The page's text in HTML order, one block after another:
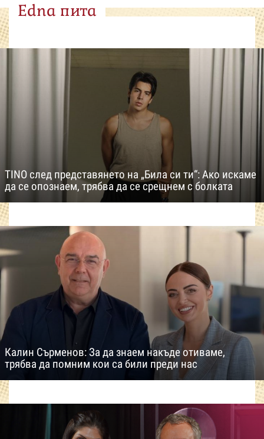
Edna пита
TINO след представянето на „Била си ти“: Ако искаме
да се опознаем, трябва да се срещнем с болката
Калин Сърменов: За да знаем накъде отиваме,
трябва да помним кои са били преди нас